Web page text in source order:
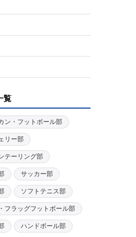
覧
ン・フットボール部
リー部
テーリング部
サッカー部
ソフトテニス部
フラッグフットボール部
ハンドボール部